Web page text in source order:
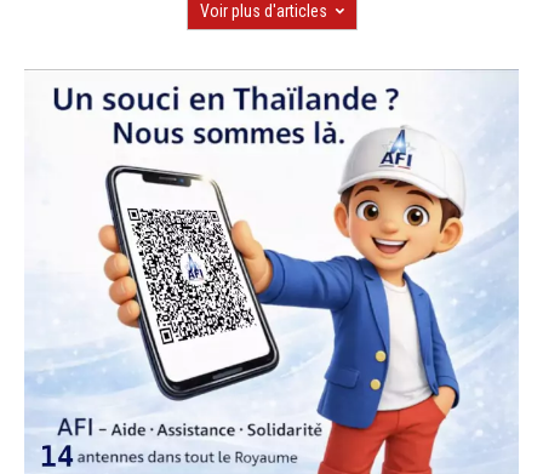
Voir plus d'articles